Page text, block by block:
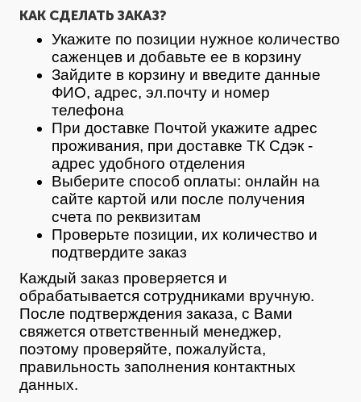
КАК СДЕЛАТЬ ЗАКАЗ?
Укажите по позиции нужное количество
саженцев и добавьте ее в корзину
Зайдите в корзину и введите данные
ФИО, адрес, эл.почту и номер
телефона
При доставке Почтой укажите адрес
проживания, при доставке ТК Сдэк -
адрес удобного отделения
Выберите способ оплаты: онлайн на
сайте картой или после получения
счета по реквизитам
Проверьте позиции, их количество и
подтвердите заказ
Каждый заказ проверяется и
обрабатывается сотрудниками вручную.
После подтверждения заказа, с Вами
свяжется ответственный менеджер,
поэтому проверяйте, пожалуйста,
правильность заполнения контактных
данных.